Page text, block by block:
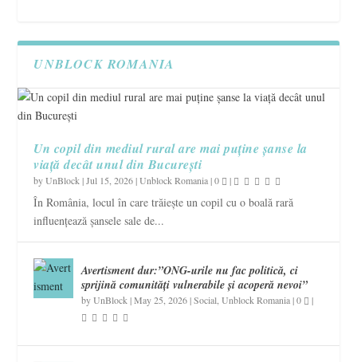
UNBLOCK ROMANIA
Un copil din mediul rural are mai puține șanse la
viață decât unul din București
byUnBlock |Jul 15, 2026|Unblock Romania|0 |
În România, locul în care trăiește un copil cu o boală rară
influențează șansele sale de...
Avertisment dur:”ONG-urile nu fac politică, ci
sprijină comunități vulnerabile și acoperă nevoi”
byUnBlock |May 25, 2026|Social ,Unblock Romania|0 |